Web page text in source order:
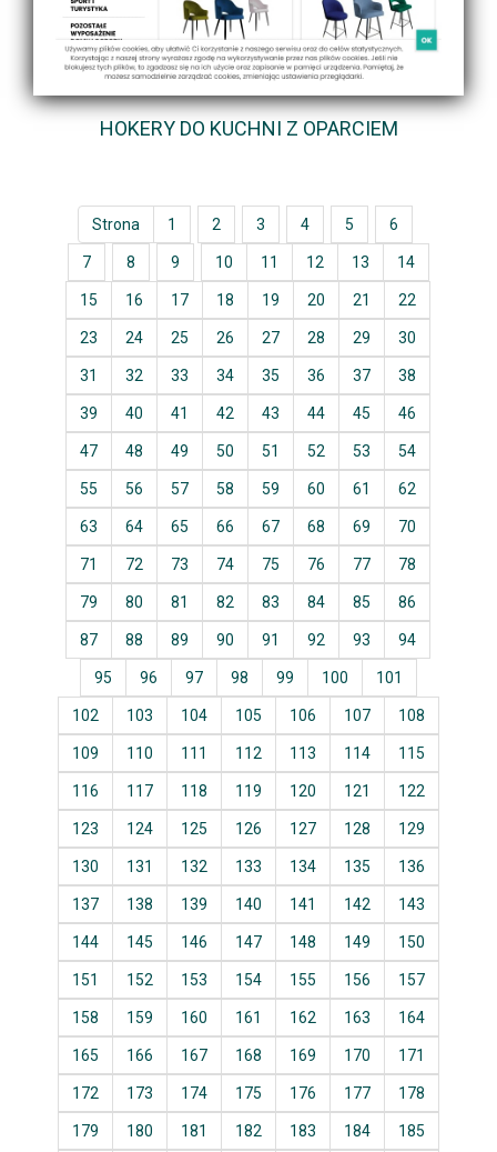
HOKERY DO KUCHNI Z OPARCIEM
Strona 1 2 3 4 5 6
7 8 9 10 11 12 13 14
15 16 17 18 19 20 21 22
23 24 25 26 27 28 29 30
31 32 33 34 35 36 37 38
39 40 41 42 43 44 45 46
47 48 49 50 51 52 53 54
55 56 57 58 59 60 61 62
63 64 65 66 67 68 69 70
71 72 73 74 75 76 77 78
79 80 81 82 83 84 85 86
87 88 89 90 91 92 93 94
95 96 97 98 99 100 101
102 103 104 105 106 107 108
109 110 111 112 113 114 115
116 117 118 119 120 121 122
123 124 125 126 127 128 129
130 131 132 133 134 135 136
137 138 139 140 141 142 143
144 145 146 147 148 149 150
151 152 153 154 155 156 157
158 159 160 161 162 163 164
165 166 167 168 169 170 171
172 173 174 175 176 177 178
179 180 181 182 183 184 185